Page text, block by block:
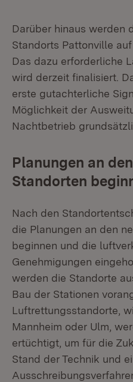
Darüber hinaus werden
Standorts Pattonville
Das dazu erforderliche
wird derzeit finalisiert.
erste gutachterliche
Möglichkeit der
Nachtbetrieb
Planungen an
Standorten
Nach den
die Planungen an den
beginnen und die
Genehmigungen
werden die Standorte
Bau der Stationen
Luftrettungsstandorte,
Mannheim oder Ulm,
ertüchtigt, um für die
Stand der Technik und